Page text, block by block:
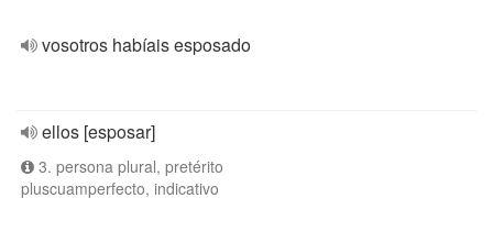
vosotros habíais esposado
ellos [esposar]
3. persona plural, pretérito
pluscuamperfecto, indicativo